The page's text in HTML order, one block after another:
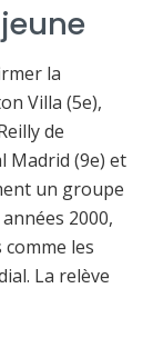
la
Villa (5e),
de
Madrid (9e) et
un groupe
2000,
les
La relève